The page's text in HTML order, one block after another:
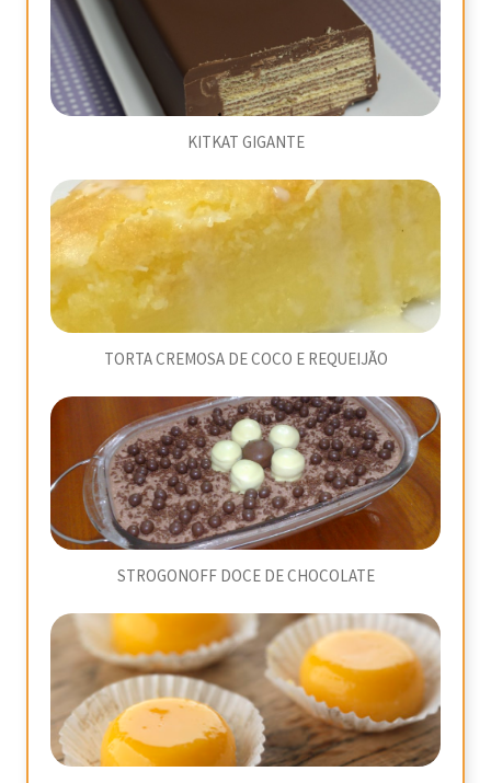
KITKAT GIGANTE
TORTA CREMOSA DE COCO E REQUEIJÃO
STROGONOFF DOCE DE CHOCOLATE